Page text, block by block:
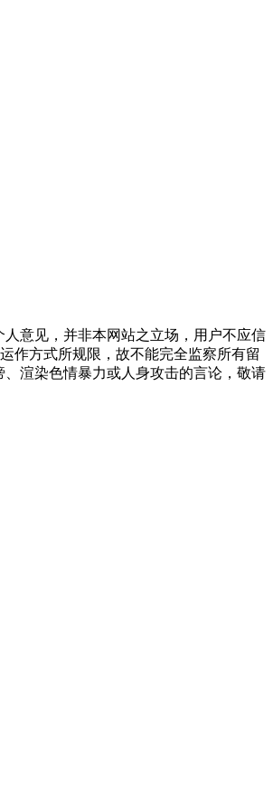
意见，并非本网站之立场，用户不应信
作方式所规限，故不能完全监察所有留
渲染色情暴力或人身攻击的言论，敬请